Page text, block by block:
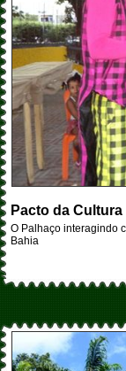
Pacto da Cultura
O Palhaço interagindo
Bahia